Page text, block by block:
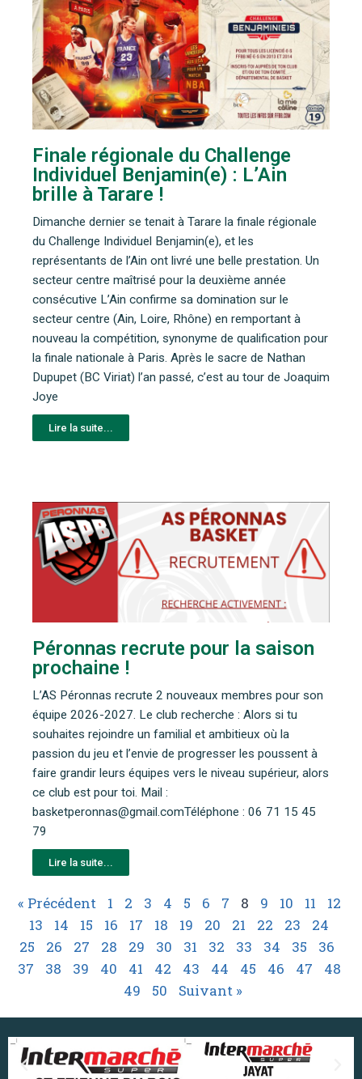
Finale régionale du Challenge
Individuel Benjamin(e) : L’Ain
brille à Tarare !
Dimanche dernier se tenait à Tarare la finale régionale
du Challenge Individuel Benjamin(e), et les
représentants de l’Ain ont livré une belle prestation. Un
secteur centre maîtrisé pour la deuxième année
consécutive L’Ain confirme sa domination sur le
secteur centre (Ain, Loire, Rhône) en remportant à
nouveau la compétition, synonyme de qualification pour
la finale nationale à Paris. Après le sacre de Nathan
Dupupet (BC Viriat) l’an passé, c’est au tour de Joaquim
Joye
Lire la suite...
Péronnas recrute pour la saison
prochaine !
L’AS Péronnas recrute 2 nouveaux membres pour son
équipe 2026-2027. Le club recherche : Alors si tu
souhaites rejoindre un familial et ambitieux où la
passion du jeu et l’envie de progresser les poussent à
faire grandir leurs équipes vers le niveau supérieur, alors
ce club est pour toi. Mail :
basketperonnas@gmail.comTéléphone : 06 71 15 45
79
Lire la suite...
« Précédent 1 2 3 4 5 6 7 8 9 10 11
12
13
14 15 16 17 18 19 20 21 22 23
24
25
26 27 28 29 30 31 32 33 34 35
36
37
38 39 40 41 42 43 44 45 46 47
48
49
50 Suivant »